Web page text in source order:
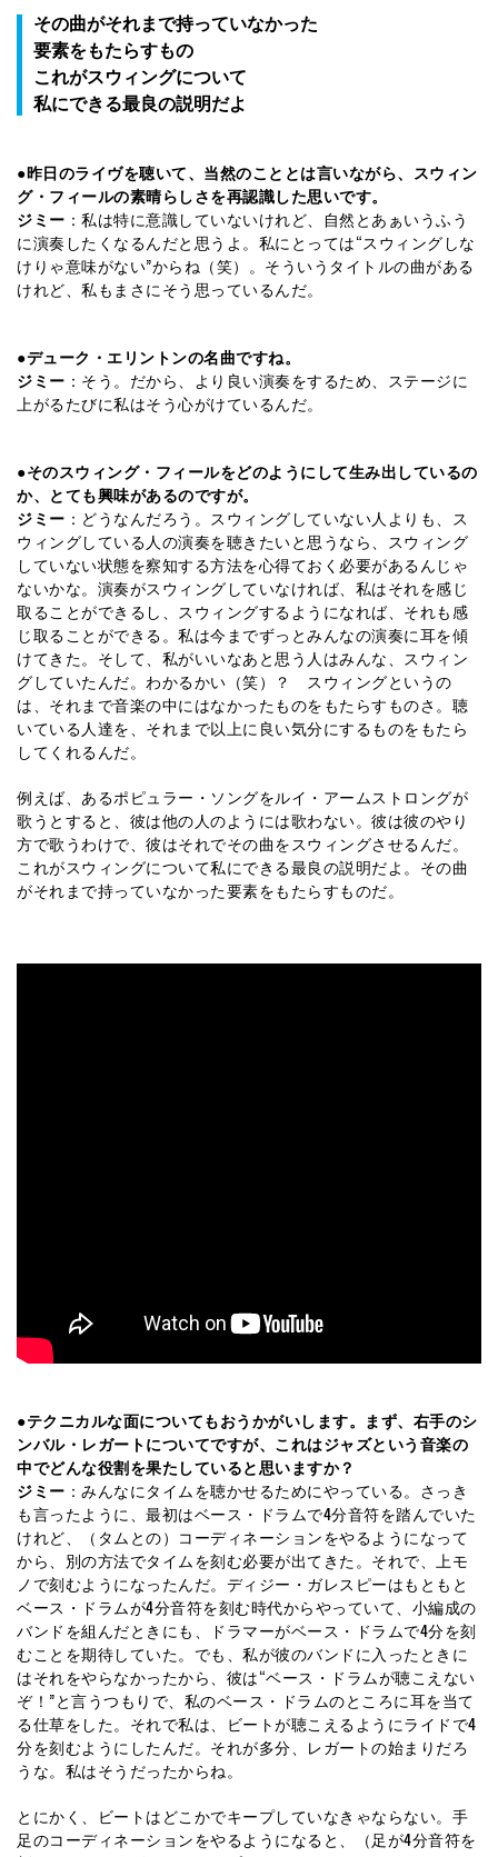
その曲がそれまで持っていなかった
要素をもたらすもの
これがスウィングについて
私にできる最良の説明だよ
●昨日のライヴを聴いて、当然のこととは言いながら、スウィン
グ・フィールの素晴らしさを再認識した思いです。
ジミー ：私は特に意識していないけれど、自然とあぁいうふう
に演奏したくなるんだと思うよ。私にとっては“スウィングしな
けりゃ意味がない”からね（笑）。そういうタイトルの曲がある
けれど、私もまさにそう思っているんだ。
●デューク・エリントンの名曲ですね。
ジミー ：そう。だから、より良い演奏をするため、ステージに
上がるたびに私はそう心がけているんだ。
●そのスウィング・フィールをどのようにして生み出しているの
か、とても興味があるのですが。
ジミー ：どうなんだろう。スウィングしていない人よりも、ス
ウィングしている人の演奏を聴きたいと思うなら、スウィング
していない状態を察知する方法を心得ておく必要があるんじゃ
ないかな。演奏がスウィングしていなければ、私はそれを感じ
取ることができるし、スウィングするようになれば、それも感
じ取ることができる。私は今までずっとみんなの演奏に耳を傾
けてきた。そして、私がいいなあと思う人はみんな、スウィン
グしていたんだ。わかるかい（笑）？ スウィングというの
は、それまで音楽の中にはなかったものをもたらすものさ。聴
いている人達を、それまで以上に良い気分にするものをもたら
してくれるんだ。
例えば、あるポピュラー・ソングをルイ・アームストロングが
歌うとすると、彼は他の人のようには歌わない。彼は彼のやり
方で歌うわけで、彼はそれでその曲をスウィングさせるんだ。
これがスウィングについて私にできる最良の説明だよ。その曲
がそれまで持っていなかった要素をもたらすものだ。
●テクニカルな面についてもおうかがいします。まず、右手のシ
ンバル・レガートについてですが、これはジャズという音楽の
中でどんな役割を果たしていると思いますか？
ジミー ：みんなにタイムを聴かせるためにやっている。さっき
も言ったように、最初はベース・ドラムで4分音符を踏んでいた
けれど、（タムとの）コーディネーションをやるようになって
から、別の方法でタイムを刻む必要が出てきた。それで、上モ
ノで刻むようになったんだ。ディジー・ガレスピーはもともと
ベース・ドラムが4分音符を刻む時代からやっていて、小編成の
バンドを組んだときにも、ドラマーがベース・ドラムで4分を刻
むことを期待していた。でも、私が彼のバンドに入ったときに
はそれをやらなかったから、彼は“ベース・ドラムが聴こえない
ぞ！”と言うつもりで、私のベース・ドラムのところに耳を当て
る仕草をした。それで私は、ビートが聴こえるようにライドで4
分を刻むようにしたんだ。それが多分、レガートの始まりだろ
うな。私はそうだったからね。
とにかく、ビートはどこかでキープしていなきゃならない。手
足のコーディネーションをやるようになると、（足が4分音符を